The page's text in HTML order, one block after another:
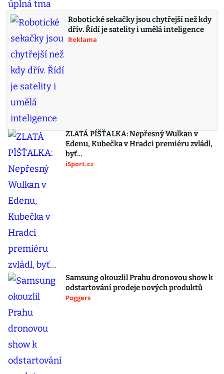
Robotické sekačky jsou chytřejší než kdy
dřív. Řídí je satelity i umělá inteligence
Reklama
ZLATÁ PÍŠŤALKA: Nepřesný Wulkan v
Edenu, Kubečka v Hradci premiéru zvládl,
byť…
iSport.cz
Samsung okouzlil Prahu dronovou show k
odstartování prodeje nových produktů
Poggers